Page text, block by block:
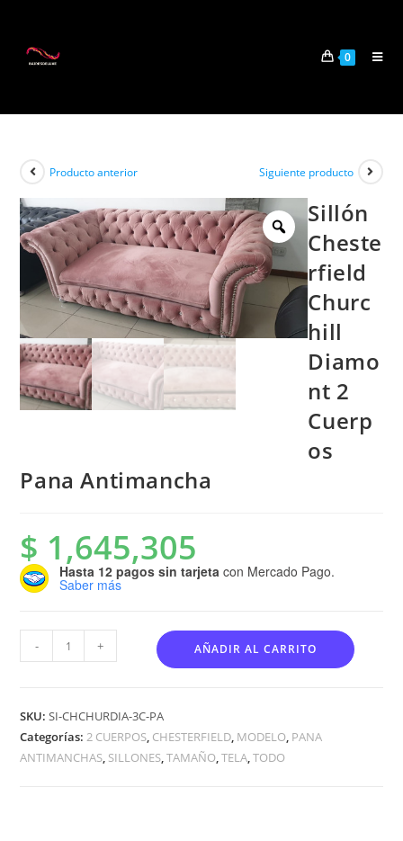
0
Producto anterior Siguiente producto
Sillón
Cheste
rfield
Churc
hill
Diamo
nt 2
Cuerp
os
Pana Antimancha
$ 1,645,305
Hasta 12 pagos sin tarjeta con Mercado Pago.
Saber más
- + AÑADIR AL CARRITO
SKU:SI-CHCHURDIA-3C-PA
Categorías:2 CUERPOS, CHESTERFIELD, MODELO, PANA
ANTIMANCHAS, SILLONES,TAMAÑO,TELA,TODO